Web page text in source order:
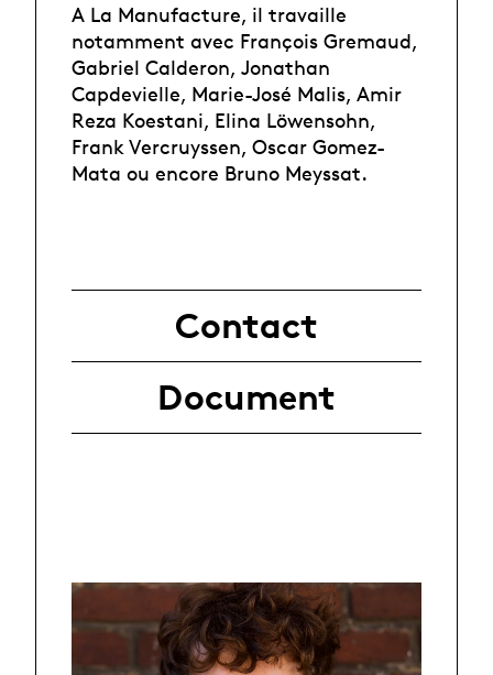
A La Manufacture, il travaille
notamment avec François Gremaud,
Gabriel Calderon, Jonathan
Capdevielle, Marie-José Malis, Amir
Reza Koestani, Elina Löwensohn,
Frank Vercruyssen, Oscar Gomez-
Mata ou encore Bruno Meyssat.
Contact
Document